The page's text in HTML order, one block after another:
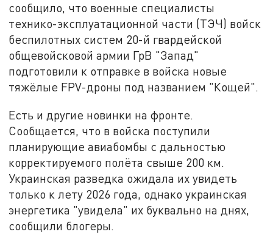
сообщило, что военные специалисты
технико-эксплуатационной части (ТЭЧ) войск
беспилотных систем 20-й гвардейской
общевойсковой армии ГрВ "Запад"
подготовили к отправке в войска новые
тяжёлые FPV-дроны под названием "Кощей".
Есть и другие новинки на фронте.
Сообщается, что в войска поступили
планирующие авиабомбы с дальностью
корректируемого полёта свыше 200 км.
Украинская разведка ожидала их увидеть
только к лету 2026 года, однако украинская
энергетика "увидела" их буквально на днях,
сообщили блогеры.